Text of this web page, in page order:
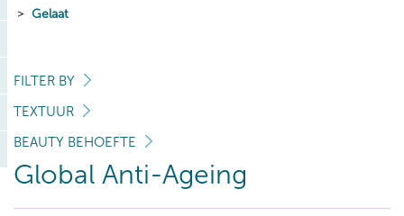
Gelaat
FILTER BY
TEXTUUR
BEAUTY BEHOEFTE
Global Anti-Ageing